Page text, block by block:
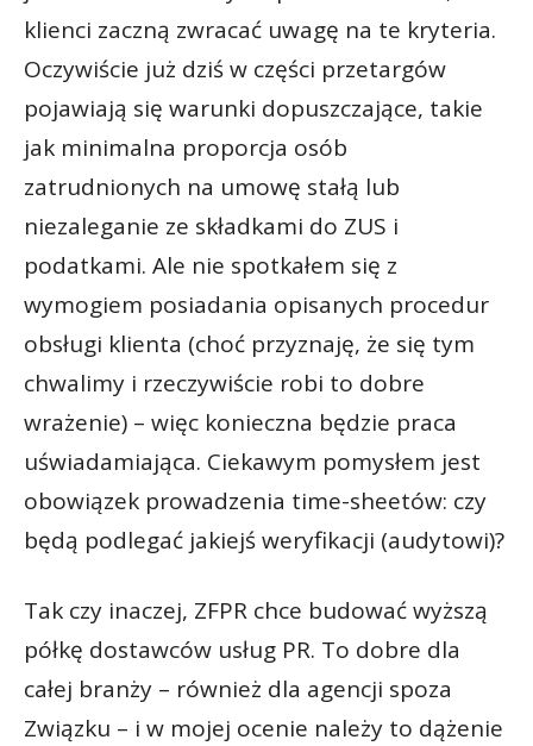
klienci zaczną zwracać uwagę na te kryteria.
Oczywiście już dziś w części przetargów
pojawiają się warunki dopuszczające, takie
jak minimalna proporcja osób
zatrudnionych na umowę stałą lub
niezaleganie ze składkami do ZUS i
podatkami. Ale nie spotkałem się z
wymogiem posiadania opisanych procedur
obsługi klienta (choć przyznaję, że się tym
chwalimy i rzeczywiście robi to dobre
wrażenie) – więc konieczna będzie praca
uświadamiająca. Ciekawym pomysłem jest
obowiązek prowadzenia time-sheetów: czy
będą podlegać jakiejś weryfikacji (audytowi)?
Tak czy inaczej, ZFPR chce budować wyższą
półkę dostawców usług PR. To dobre dla
całej branży – również dla agencji spoza
Związku – i w mojej ocenie należy to dążenie